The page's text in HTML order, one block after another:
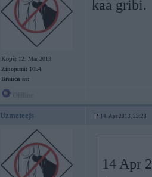
Kopš: 12. Mar 2013
Ziņojumi: 1054
Braucu ar:
kaa gribi.
Uzmeteejs 14. Apr 2013, 23:28
14 Apr